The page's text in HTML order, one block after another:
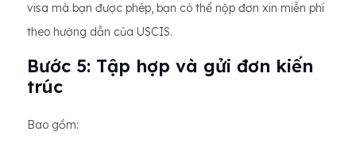
visa mà bạn được phép, bạn có thể nộp đơn xin miễn phí
theo hướng dẫn của USCIS.
Bước 5: Tập hợp và gửi đơn kiến ​​
trúc
Bao gồm: